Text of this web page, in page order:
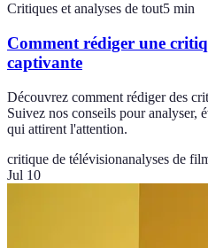
Critiques et analyses de tout5 min
Comment rédiger une
captivante
Découvrez comment rédiger des
Suivez nos conseils pour analyser,
qui attirent l'attention.
critique de télévisionanalyses de
Jul 10